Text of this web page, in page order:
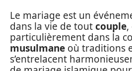
Le mariage est un
dans la vie de toutcouple,
particulièrement dans la
musulmane où traditions
s’entrelacent